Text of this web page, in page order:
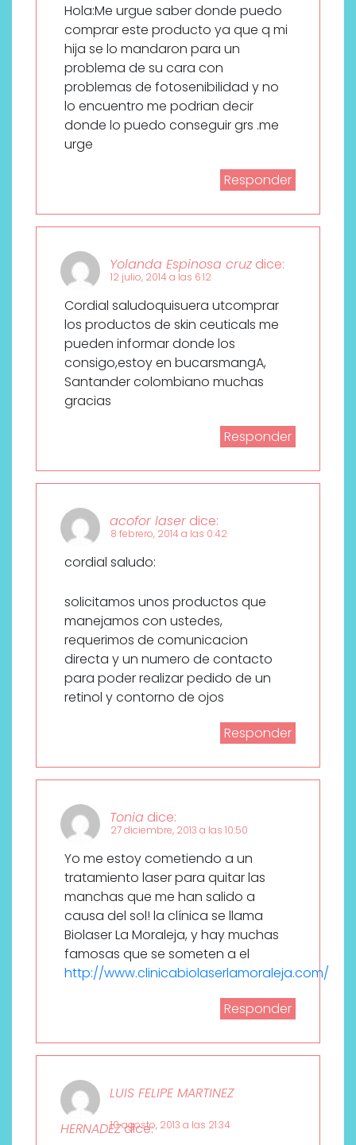
Hola:Me urgue saber donde puedo
comprar este producto ya que q mi
hija se lo mandaron para un
problema de su cara con
problemas de fotosenibilidad y no
lo encuentro me podrian decir
donde lo puedo conseguir grs .me
urge
Responder
Yolanda Espinosa cruz dice:
12 julio, 2014 a las 6:12
Cordial saludoquisuera utcomprar
los productos de skin ceuticals me
pueden informar donde los
consigo,estoy en bucarsmangA,
Santander colombiano muchas
gracias
Responder
acofor laser dice:
8 febrero, 2014 a las 0:42
cordial saludo:
solicitamos unos productos que
manejamos con ustedes,
requerimos de comunicacion
directa y un numero de contacto
para poder realizar pedido de un
retinol y contorno de ojos
Responder
Tonia dice:
27 diciembre, 2013 a las 10:50
Yo me estoy cometiendo a un
tratamiento laser para quitar las
manchas que me han salido a
causa del sol! la clínica se llama
Biolaser La Moraleja, y hay muchas
famosas que se someten a el
http://www.clinicabiolaserlamoraleja.com/
Responder
LUIS FELIPE MARTINEZ
HERNADEZdice:
10 agosto, 2013 a las 21:34